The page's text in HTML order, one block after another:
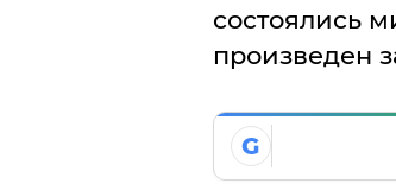
состоялись
произведен
G